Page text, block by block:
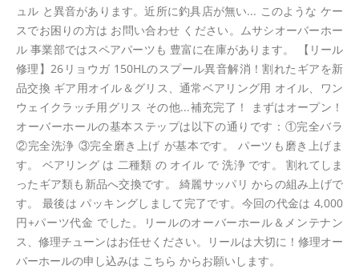
ュル と異音があります。近所に釣具店が無い... このような ケー
スでお困りの方は お問い合わせ ください。ムサシオーバーホー
ル 事業部ではスペアパーツも 豊富に在庫があります。 【リール
修理】26リョウガ 150HLのスプール異音解消！割れたギアを新
品交換 ギア用オイル＆グリス、通常ベアリング用 オイル、ワン
ウェイクラッチ用グリス その他...補充完了！ まずはオープン！
オーバーホールの基本ステップは以下の通りです：①完全バラ
②完全洗浄 ③完全磨き上げ が基本です。 パーツも磨き上げま
す。 ベアリング は 二種類 の オイル で 洗浄 です。 割れてしま
ったギア類も新品へ交換です。 綺麗サッパリ からの組み上げで
す。 最後は パッキングしまして完了です。今回の代金は 4,000
円+パーツ代金 でした。リールのオーバーホール＆メンテナン
ス、修理チューンはお任せください。リールは大切に！修理オー
バーホールの申し込みは こちら からお願いします。